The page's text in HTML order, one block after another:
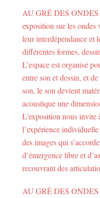
AU GRÉ DES
exposition sur les ondes
leur interdépendance et
différentes formes,
L’espace est organisé
entre son et dessin, et
son, le son devient
acoustique une
L'exposition nous invite
l’expérience
des images qui
d’émergence libre et
recouvrant des
AU GRÉ DES